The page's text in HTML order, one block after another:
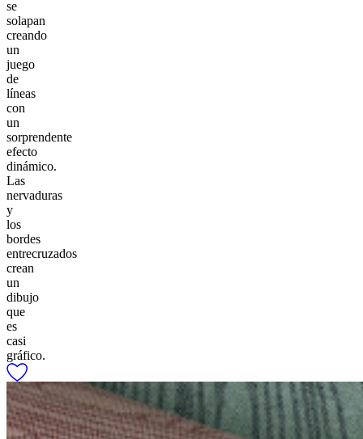
se
solapan
creando
un
juego
de
líneas
con
un
sorprendente
efecto
dinámico.
Las
nervaduras
y
los
bordes
entrecruzados
crean
un
dibujo
que
es
casi
gráfico.